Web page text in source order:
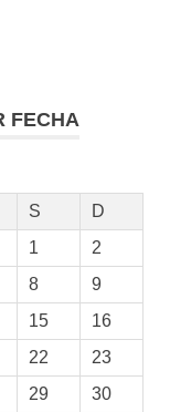
FECHA
S
D
1
2
8
9
15
16
22
23
29
30